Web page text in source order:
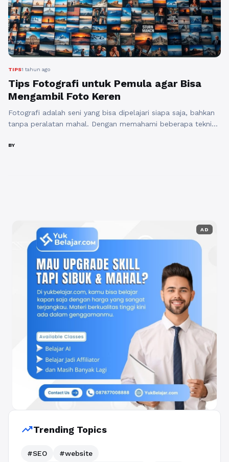
Pencahayaan (Natural ...Baca Selengkapnya
TIPS1 tahun ago
Tips Fotografi untuk Pemula agar Bisa
Mengambil Foto Keren
Fotografi adalah seni yang bisa dipelajari siapa saja, bahkan
tanpa peralatan mahal. Dengan memahami beberapa teknik
Berikut beberapa tips fotografi untuk pemula agar hasil
BY
AD
trending_upTrending Topics
#SEO #website